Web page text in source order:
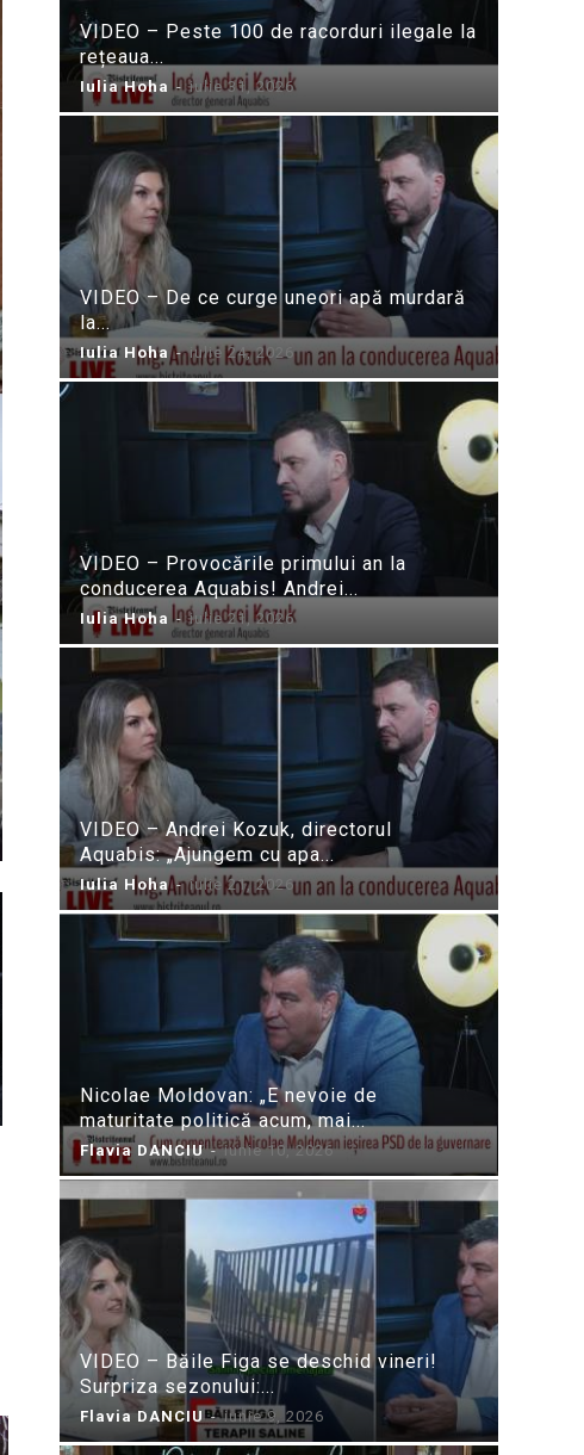
VIDEO – Peste 100 de racorduri ilegale la
rețeaua...
Iulia Hoha - iulie 31, 2026
VIDEO – De ce curge uneori apă murdară
la...
Iulia Hoha - iulie 24, 2026
VIDEO – Provocările primului an la
conducerea Aquabis! Andrei...
Iulia Hoha - iulie 21, 2026
VIDEO – Andrei Kozuk, directorul
Aquabis: „Ajungem cu apa...
Iulia Hoha - iulie 21, 2026
Nicolae Moldovan: „E nevoie de
maturitate politică acum, mai...
Flavia DANCIU - iunie 10, 2026
VIDEO – Băile Figa se deschid vineri!
Surpriza sezonului:...
Flavia DANCIU - iunie 9, 2026